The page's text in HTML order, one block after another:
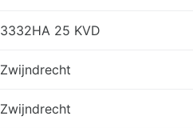
3332HA 25 KVD
Zwijndrecht
Zwijndrecht